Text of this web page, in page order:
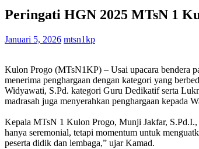
Peringati HGN 2025 MTsN 1
Januari 5, 2026 mtsn1kp
Kulon Progo (MTsN1KP) – Usai upacara bendera
menerima penghargaan dengan kategori yang
Widyawati, S.Pd. kategori Guru Dedikatif serta
madrasah juga menyerahkan penghargaan
Kepala MTsN 1 Kulon Progo, Munji Jakfar, S.Pd.I.,
hanya seremonial, tetapi momentum untuk
peserta didik dan lembaga,” ujar Kamad.